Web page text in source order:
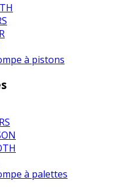
à pistons
à palettes